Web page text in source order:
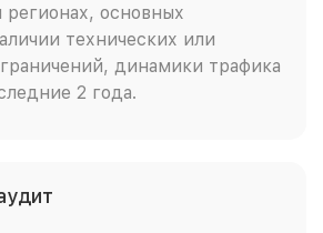
регионах, основных
технических или
динамики трафика
2 года.